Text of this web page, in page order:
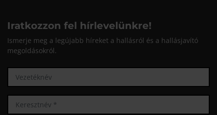
Iratkozzon fel hírlevelünkre!
Ismerje meg a legújabb híreket a hallásról és a hallásjavító
megoldásokról.